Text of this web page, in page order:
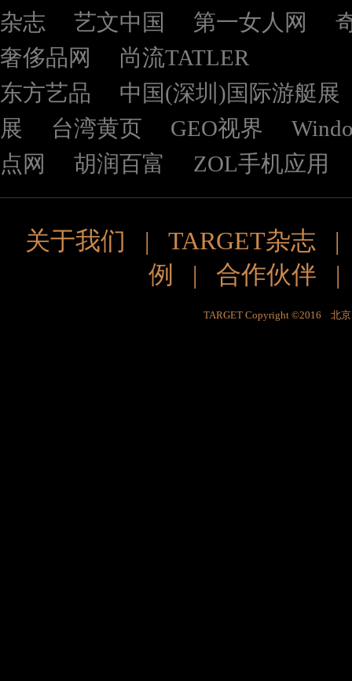
杂志
艺文中国 第一女人网
奢侈品网
尚流TATLER
东方艺品
中国(深圳)国际游艇展
展
台湾黄页 GEO视界
点网
胡润百富 ZOL手机应用
关于我们 | TARGET杂志
例
| 合作伙伴
TARGET Copyright ©2016 北